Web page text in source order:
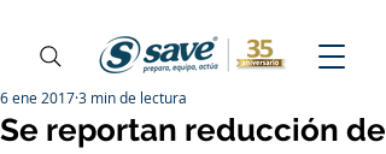
Se reportan reducción de
6 ene 20173 min de lectura